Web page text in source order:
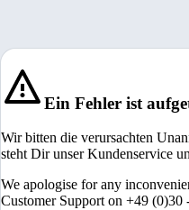
Ein Fehler ist
Wir bitten die verursachten
steht Dir unser Kundenservice
We apologise for any
Customer Support on +49 (0)30